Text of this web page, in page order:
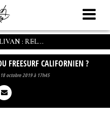
: REL...
FREESURF CALIFORNIEN ?
octobre 2019 à 17h45